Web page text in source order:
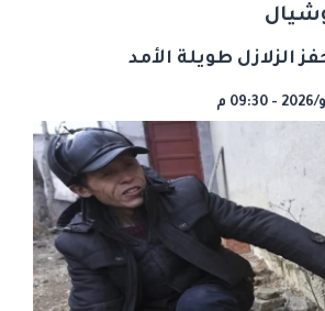
الزلازل طويلة الأمد